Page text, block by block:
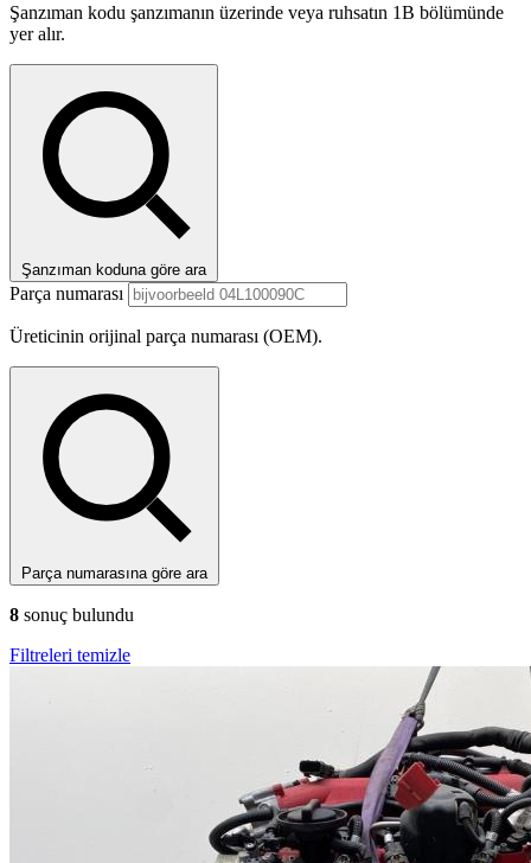
Şanzıman kodu şanzımanın üzerinde veya ruhsatın 1B bölümünde
yer alır.
Şanzıman koduna göre ara
Parça numarası
Üreticinin orijinal parça numarası (OEM).
Parça numarasına göre ara
8 sonuç bulundu
Filtreleri temizle